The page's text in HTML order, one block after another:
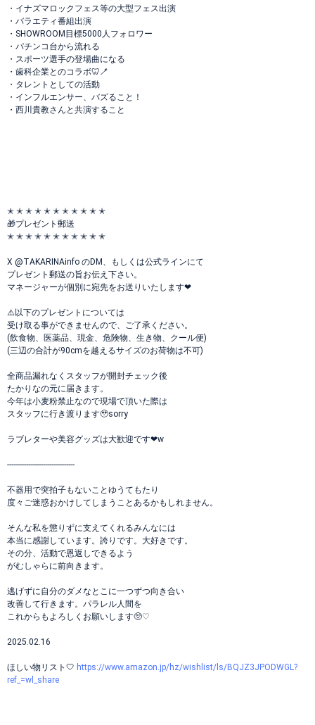
・イナズマロックフェス等の大型フェス出演
・バラエティ番組出演
・SHOWROOM目標5000人フォロワー
・パチンコ台から流れる
・スポーツ選手の登場曲になる
・歯科企業とのコラボ🦷🪥
・タレントとしての活動
・インフルエンサー、バズること！
・西川貴教さんと共演すること
✭ ✭ ✭ ✭ ✭ ✭ ✭ ✭ ✭ ✭ ✭
🎁プレゼント郵送
✭ ✭ ✭ ✭ ✭ ✭ ✭ ✭ ✭ ✭ ✭
X @TAKARINAinfo のDM、もしくは公式ラインにて
プレゼント郵送の旨お伝え下さい。
マネージャーが個別に宛先をお送りいたします❤︎
⚠️以下のプレゼントについては
受け取る事ができませんので、ご了承ください。
(飲食物、医薬品、現金、危険物、生き物、クール便)
(三辺の合計が90cmを越えるサイズのお荷物は不可)
全商品漏れなくスタッフが開封チェック後
たかりなの元に届きます。
今年は小麦粉禁止なので現場で頂いた際は
スタッフに行き渡ります🥹sorry
ラブレターや美容グッズは大歓迎です❤︎w
--------------------------------
不器用で突拍子もないことゆうてもたり
度々ご迷惑おかけしてしまうことあるかもしれません。
そんな私を懲りずに支えてくれるみんなには
本当に感謝しています。誇りです。大好きです。
その分、活動で恩返しできるよう
がむしゃらに前向きます。
逃げずに自分のダメなとこに一つずつ向き合い
改善して行きます。パラレル人間を
これからもよろしくお願いします🥺♡
2025.02.16
ほしい物リスト🤍 https://www.amazon.jp/hz/wishlist/ls/BQJZ3JPODWGL?
ref_=wl_share